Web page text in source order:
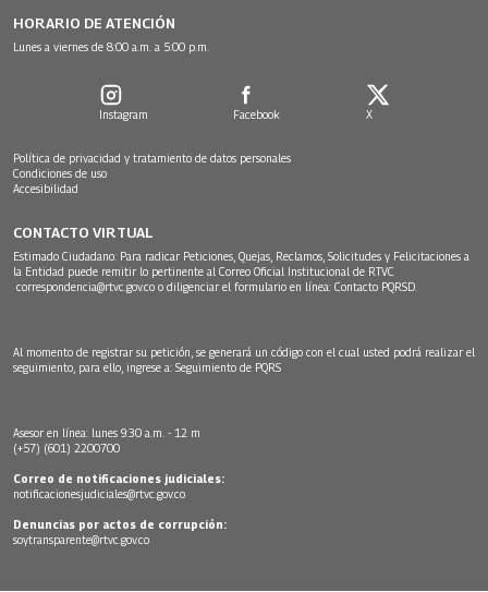
HORARIO DE ATENCIÓN
Lunes a viernes de 8:00 a.m. a 5:00 p.m.
Instagram Facebook X
Política de privacidad y tratamiento de datos personales
Condiciones de uso
Accesibilidad
CONTACTO VIRTUAL
Estimado Ciudadano: Para radicar Peticiones, Quejas, Reclamos, Solicitudes y Felicitaciones a
la Entidad puede remitir lo pertinente al Correo Oficial Institucional de RTVC
correspondencia@rtvc.gov.co o diligenciar el formulario en línea: Contacto PQRSD.
Al momento de registrar su petición, se generará un código con el cual usted podrá realizar el
seguimiento, para ello, ingrese a: Seguimiento de PQRS
Asesor en línea: lunes 9:30 a.m. - 12 m
(+57) (601) 2200700
Correo de notificaciones judiciales:
notificacionesjudiciales@rtvc.gov.co
Denuncias por actos de corrupción:
soytransparente@rtvc.gov.co